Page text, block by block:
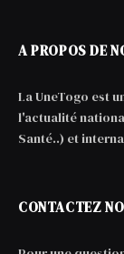
A PROPOS DE
La UneTogo est
l'actualité
Santé..) et
CONTACTEZ